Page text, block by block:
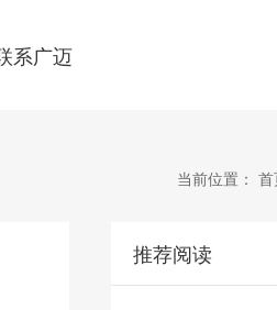
系广迈
当前位置：
推荐阅读